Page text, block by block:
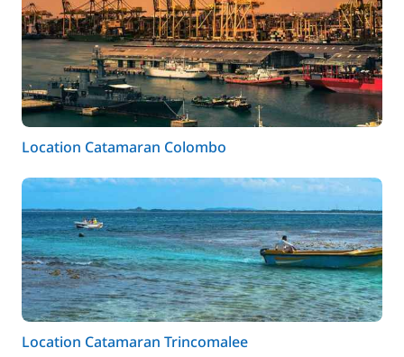
Location Catamaran Colombo
Location Catamaran Trincomalee